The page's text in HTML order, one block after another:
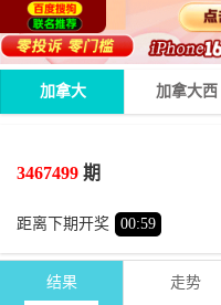
加拿大 加拿大西
3467499 期
距离下期开奖 00:58
期号
结果 走势